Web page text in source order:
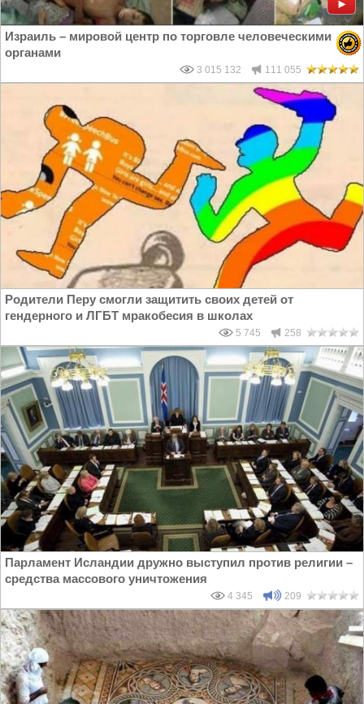
Израиль – мировой центр по торговле человеческими
органами
3 015 132 111 055
Родители Перу смогли защитить своих детей от
гендерного и ЛГБТ мракобесия в школах
5 745 258
Парламент Исландии дружно выступил против религии –
средства массового уничтожения
4 345 209